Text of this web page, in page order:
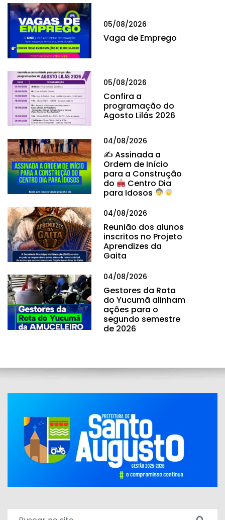
05/08/2026
Vaga de Emprego
05/08/2026
Confira a
programação do
Agosto Lilás 2026
04/08/2026
✍ Assinada a
Ordem de Início
para a Construção
do
Centro Dia
para Idosos
04/08/2026
Reunião dos alunos
inscritos no Projeto
Aprendizes da
Gaita
04/08/2026
Gestores da Rota
do Yucumã alinham
ações para o
segundo semestre
de 2026